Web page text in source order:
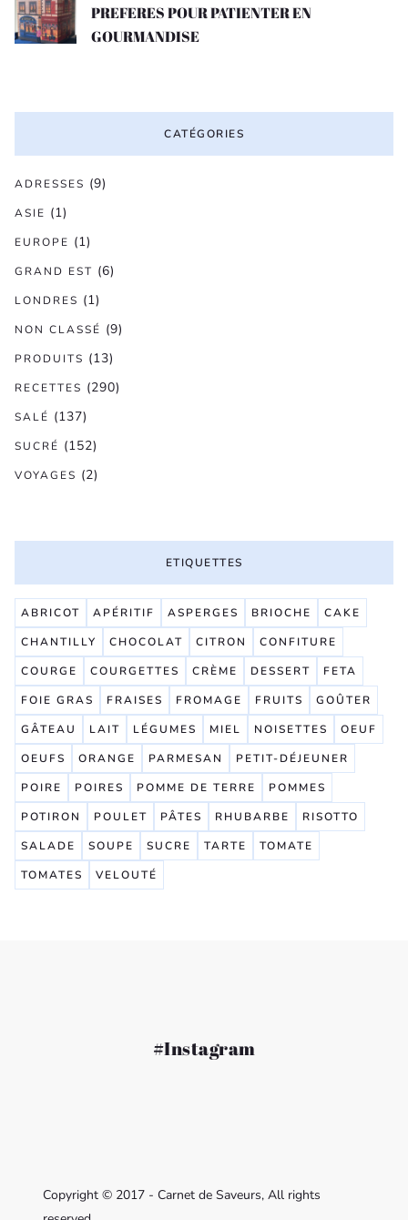
PREFERES POUR PATIENTER EN
GOURMANDISE
CATÉGORIES
ADRESSES (9)
ASIE (1)
EUROPE (1)
GRAND EST (6)
LONDRES (1)
NON CLASSÉ (9)
PRODUITS (13)
RECETTES (290)
SALÉ (137)
SUCRÉ (152)
VOYAGES (2)
ETIQUETTES
ABRICOT APÉRITIF ASPERGES BRIOCHE
CAKE
CHANTILLY
CHOCOLAT CITRON
CONFITURE
COURGE
COURGETTES CRÈME DESSERT
FETA
FOIE GRAS
FRAISES FROMAGE FRUITS
GOÛTER
GÂTEAU
LAIT LÉGUMES MIEL NOISETTES
OEUF
OEUFS
ORANGE PARMESAN
PETIT-DÉJEUNER
POIRE
POIRES POMME DE TERRE
POMMES
POTIRON
POULET PÂTES RHUBARBE
RISOTTO
SALADE
SOUPE SUCRE TARTE
TOMATE
TOMATES
VELOUTÉ
#Instagram
Copyright © 2017 - Carnet de Saveurs, All rights